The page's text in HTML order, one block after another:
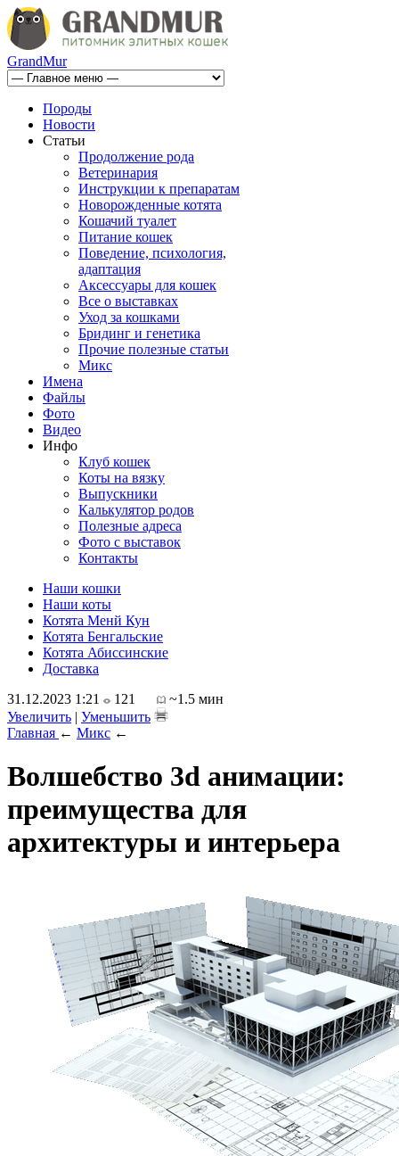
GrandMur
Породы
Новости
Статьи
Продолжение рода
Ветеринария
Инструкции к препаратам
Новорожденные котята
Кошачий туалет
Питание кошек
Поведение, психология,
адаптация
Аксессуары для кошек
Все о выставках
Уход за кошками
Бридинг и генетика
Прочие полезные статьи
Микс
Имена
Файлы
Фото
Видео
Инфо
Клуб кошек
Коты на вязку
Выпускники
Калькулятор родов
Полезные адреса
Фото с выставок
Контакты
Наши кошки
Наши коты
Котята Менй Кун
Котята Бенгальские
Котята Абиссинские
Доставка
31.12.2023 1:21
121
~1.5 мин
Увеличить | Уменьшить
Главная ← Микс ←
Волшебство 3d анимации:
преимущества для
архитектуры и интерьера